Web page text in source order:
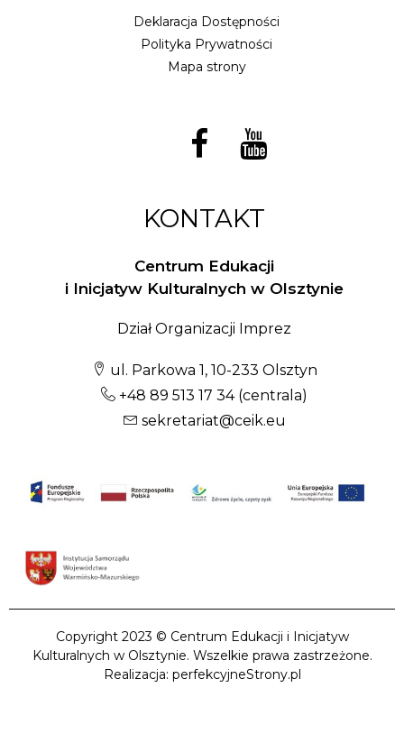
Deklaracja Dostępności
Polityka Prywatności
Mapa strony
KONTAKT
Centrum Edukacji
i Inicjatyw Kulturalnych w Olsztynie
Dział Organizacji Imprez
ul. Parkowa 1, 10-233 Olsztyn
+48 89 513 17 34(centrala)
sekretariat@ceik.eu
Copyright 2023 © Centrum Edukacji i Inicjatyw
Kulturalnych w Olsztynie. Wszelkie prawa zastrzeżone.
Realizacja: perfekcyjneStrony.pl